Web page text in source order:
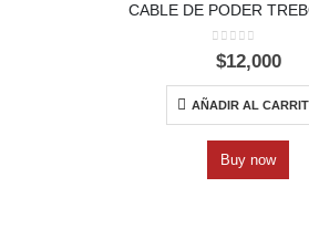
CABLE DE PODER
0out of 5
$12,000
AÑADIR AL
Buy now